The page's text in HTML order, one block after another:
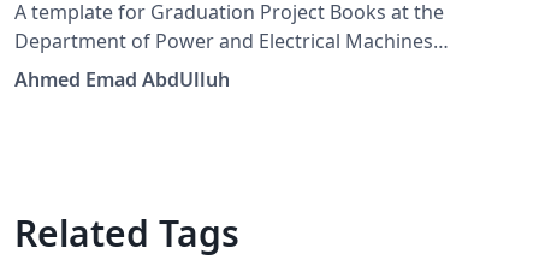
A template for Graduation Project Books at the
Department of Power and Electrical Machines
Engineering, Faculty of Engineering at Zagazig
Ahmed Emad AbdUlluh
Related Tags